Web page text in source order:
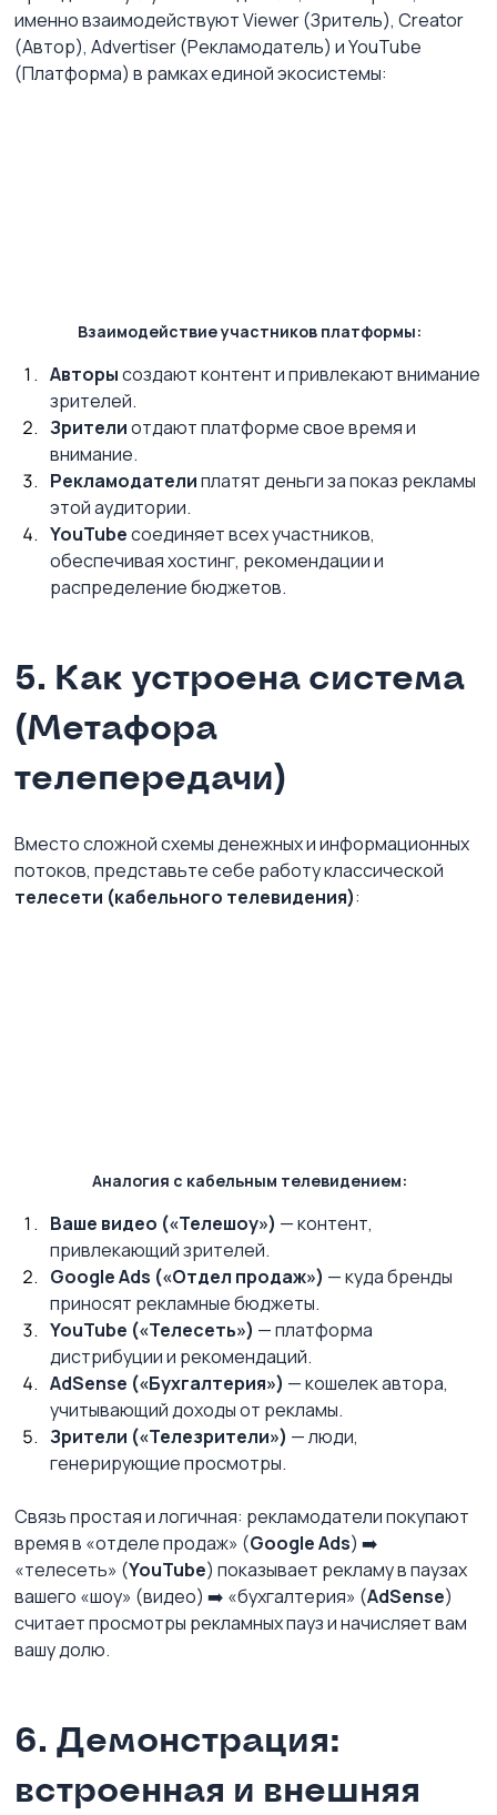
именно взаимодействуют Viewer (Зритель), Creator
(Автор), Advertiser (Рекламодатель) и YouTube
(Платформа) в рамках единой экосистемы:
Взаимодействие участников платформы:
Авторы создают контент и привлекают внимание
зрителей.
Зрители отдают платформе свое время и
внимание.
Рекламодатели платят деньги за показ рекламы
этой аудитории.
YouTube соединяет всех участников,
обеспечивая хостинг, рекомендации и
распределение бюджетов.
5. Как устроена система
(Метафора
телепередачи)
Вместо сложной схемы денежных и информационных
потоков, представьте себе работу классической
телесети (кабельного телевидения):
Аналогия с кабельным телевидением:
Ваше видео («Телешоу») — контент,
привлекающий зрителей.
Google Ads («Отдел продаж») — куда бренды
приносят рекламные бюджеты.
YouTube («Телесеть») — платформа
дистрибуции и рекомендаций.
AdSense («Бухгалтерия») — кошелек автора,
учитывающий доходы от рекламы.
Зрители («Телезрители») — люди,
генерирующие просмотры.
Связь простая и логичная: рекламодатели покупают
время в «отделе продаж» (Google Ads) ➡️
«телесеть» (YouTube) показывает рекламу в паузах
вашего «шоу» (видео) ➡️ «бухгалтерия» (AdSense)
считает просмотры рекламных пауз и начисляет вам
вашу долю.
6. Демонстрация:
встроенная и внешняя